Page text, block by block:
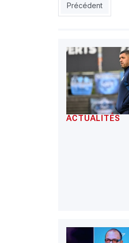
Article précédent :
Précédent
ACTUALITÉS